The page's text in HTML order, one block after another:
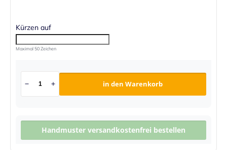
Kürzen auf
Maximal 50 Zeichen
in den Warenkorb
Handmuster versandkostenfrei bestellen